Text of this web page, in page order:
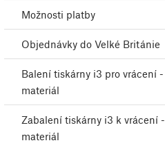
Možnosti platby
Objednávky do Velké Británie
Balení tiskárny i3 pro vrácení
materiál
Zabalení tiskárny i3 k vrácení
materiál